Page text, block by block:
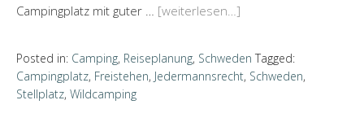
Campingplatz mit guter … [weiterlesen…]
Posted in: Camping, Reiseplanung, Schweden Tagged:
Campingplatz, Freistehen, Jedermannsrecht, Schweden,
Stellplatz, Wildcamping